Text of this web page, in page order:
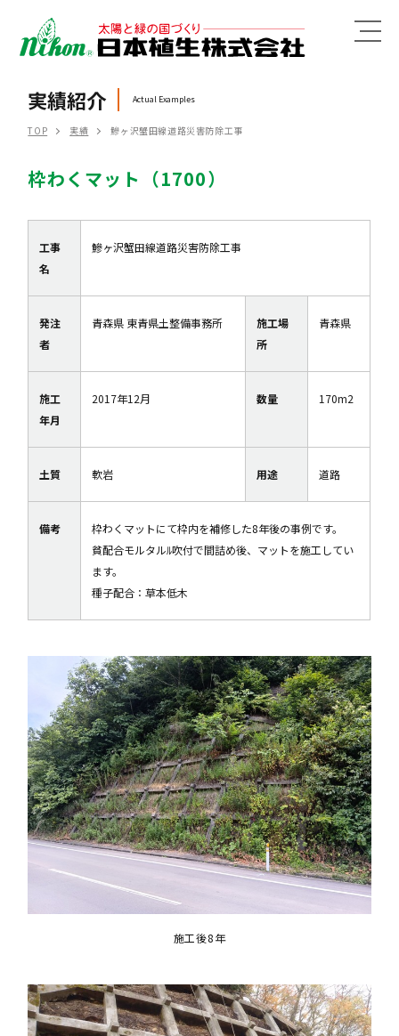
MENU
実績紹介 Actual Examples
TOP 実績 鰺ヶ沢蟹田線道路災害防除工事
枠わくマット（1700）
工事
名
鰺ヶ沢蟹田線道路災害防除工事
発注
者
青森県 東青県土整備事務所
施工場
所
青森県
施工
年月
2017年12月 数量 170m2
土質 軟岩 用途 道路
備考
枠わくマットにて枠内を補修した8年後の事例です。
貧配合モルタルﾙ吹付で間詰め後、マットを施工してい
ます。
種子配合：草本低木
施工後8年